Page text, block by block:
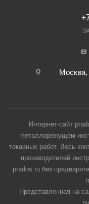
Москва,
Интернет-сайт
металлорежущем
токарных работ. Весь
производителей
prados.ru без
Представленная на